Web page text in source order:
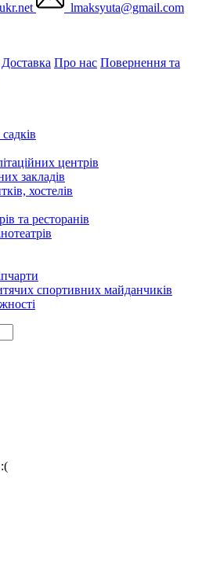
lmaksyuta@gmail.com
Доставка Про нас Повернення та
центрів
закладів
хостелів
та ресторанів
спортивних майданчиків